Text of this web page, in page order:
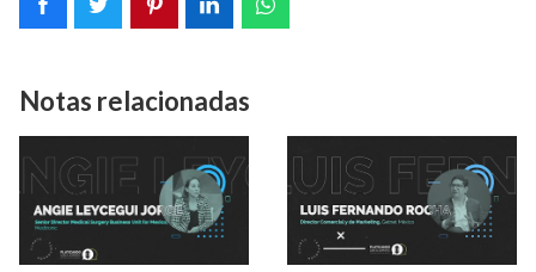
Notas relacionadas